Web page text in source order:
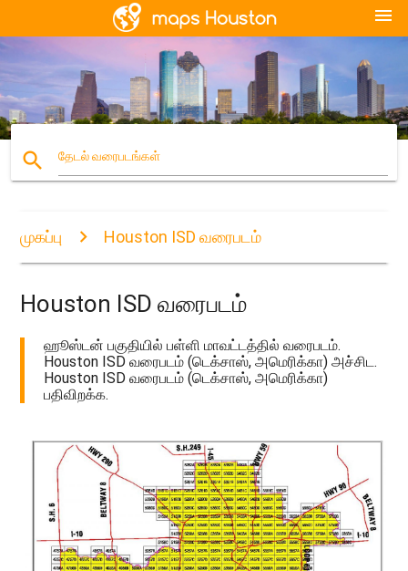
menu
search தேடல் வரைபடங்கள்
முகப்பு Houston ISD வரைபடம்
Houston ISD வரைபடம்
ஹூஸ்டன் பகுதியில் பள்ளி மாவட்டத்தில் வரைபடம்.
Houston ISD வரைபடம் (டெக்சாஸ், அமெரிக்கா) அச்சிட.
Houston ISD வரைபடம் (டெக்சாஸ், அமெரிக்கா)
பதிவிறக்க.